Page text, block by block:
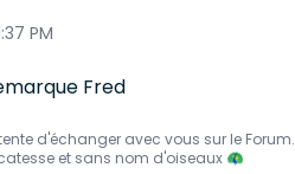
PM
Fred
d'échanger avec vous sur le Forum.
et sans nom d'oiseaux 🦚